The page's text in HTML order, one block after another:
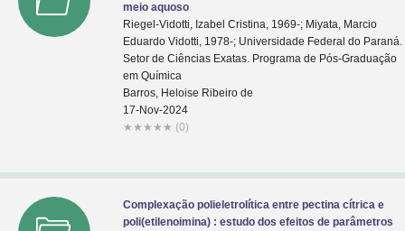
meio aquoso
Riegel-Vidotti, Izabel Cristina, 1969-; Miyata, Marcio
Eduardo Vidotti, 1978-; Universidade Federal do Paraná.
Setor de Ciências Exatas. Programa de Pós-Graduação
em Química
Barros, Heloise Ribeiro de
17-Nov-2024
★ ★ ★ ★ ★ (0)
Complexação polieletrolítica entre pectina cítrica e
poli(etilenoimina) : estudo dos efeitos de parâmetros